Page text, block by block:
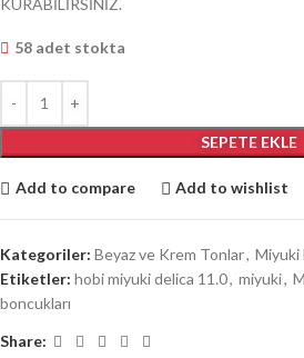
KURABİLİRSİNİZ.
58 adet stokta
SEPETE EKLE
Add to compare Add to wishlist
Kategoriler: Beyaz ve Krem Tonlar, Miyuki
Etiketler: hobi miyuki delica 11.0, miyuki,
boncukları
Share: